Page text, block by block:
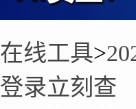
在线工具>
登录立刻查